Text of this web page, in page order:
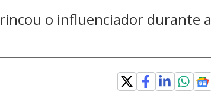
o influenciador durante a